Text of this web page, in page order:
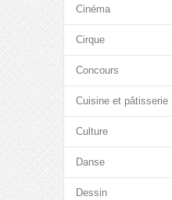
Cinéma
Cirque
Concours
Cuisine et pâtisserie
Culture
Danse
Dessin